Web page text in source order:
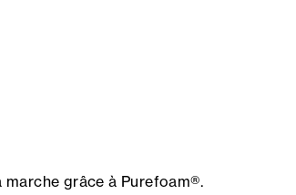
grâce à Purefoam®.